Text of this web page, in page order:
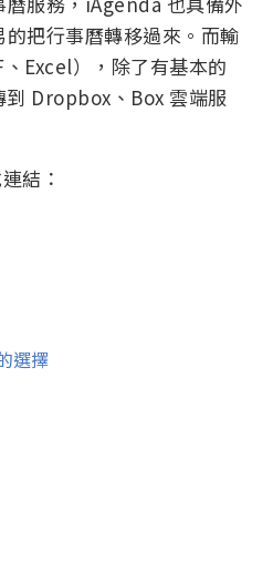
把行事曆轉移過來。而輸
Excel），除了有基本的
Dropbox、Box 雲端服
結：
選擇